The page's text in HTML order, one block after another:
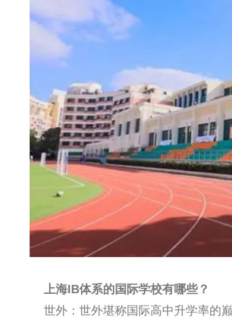
上海IB体系的国际学校有哪些？
世外：世外堪称国际高中升学率的